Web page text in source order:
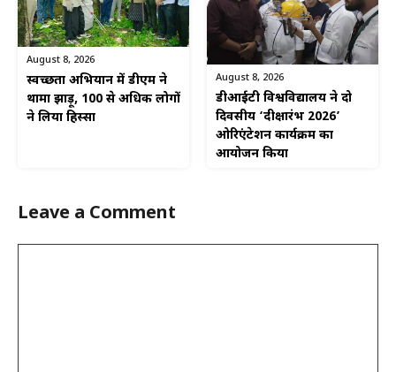
August 8, 2026
स्वच्छता अभियान में डीएम ने
थामा झाड़ू, 100 से अधिक लोगों
ने लिया हिस्सा
August 8, 2026
डीआईटी विश्वविद्यालय ने दो
दिवसीय ‘दीक्षारंभ 2026’
ओरिएंटेशन कार्यक्रम का
आयोजन किया
Leave a Comment